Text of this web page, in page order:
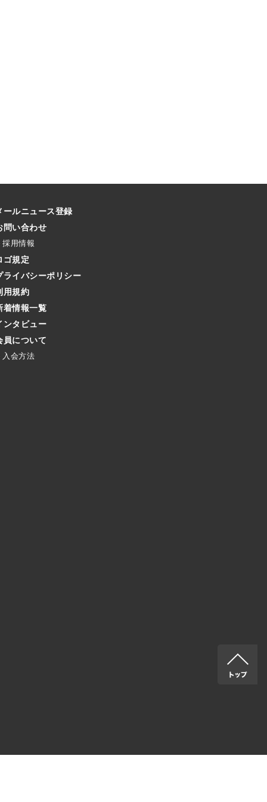
ールニュース登録
問い合わせ
採用情報
ゴ規定
ライバシーポリシー
用規約
着情報一覧
ンタビュー
員について
入会方法